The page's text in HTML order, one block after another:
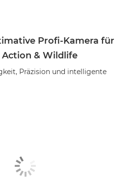
Profi-Kamera für
Action & Wildlife
Präzision und intelligente